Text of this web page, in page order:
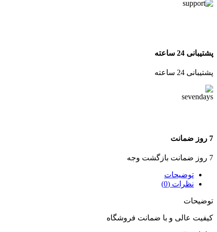
پشتیبانی 24 ساعته
پشتیبانی 24 ساعته
7 روز ضمانت
7 روز ضمانت بازگشت وجه
توضیحات
نظرات (0)
توضیحات
کیفیت عالی و با ضمانت فروشگاه